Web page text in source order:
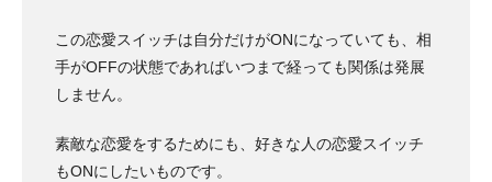
この恋愛スイッチは自分だけがONになっていても、相
手がOFFの状態であればいつまで経っても関係は発展
しません。
素敵な恋愛をするためにも、好きな人の恋愛スイッチ
もONにしたいものです。